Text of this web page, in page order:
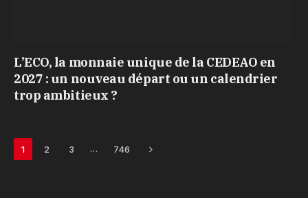
L’ECO, la monnaie unique de la CEDEAO en
2027 : un nouveau départ ou un calendrier
trop ambitieux ?
1 2 3 … 746 Next